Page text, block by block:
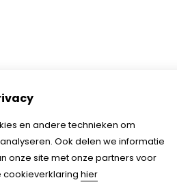
en andere technieken om
Ook delen we informatie
onze site met onze partners voor
cookieverklaring hier